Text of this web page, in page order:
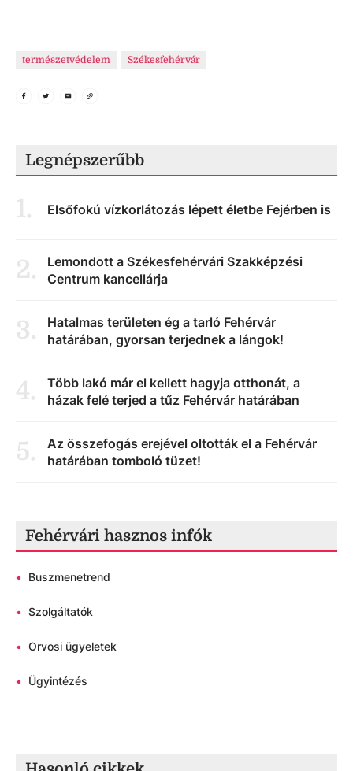
természetvédelem Székesfehérvár
Legnépszerűbb
1. Elsőfokú vízkorlátozás lépett életbe Fejérben is
2.
Lemondott a Székesfehérvári Szakképzési
Centrum kancellárja
3.
Hatalmas területen ég a tarló Fehérvár
határában, gyorsan terjednek a lángok!
4.
Több lakó már el kellett hagyja otthonát, a
házak felé terjed a tűz Fehérvár határában
5.
Az összefogás erejével oltották el a Fehérvár
határában tomboló tüzet!
Fehérvári hasznos infók
• Buszmenetrend
• Szolgáltatók
• Orvosi ügyeletek
• Ügyintézés